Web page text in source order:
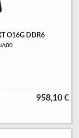
O16G DDR6
958,10 €